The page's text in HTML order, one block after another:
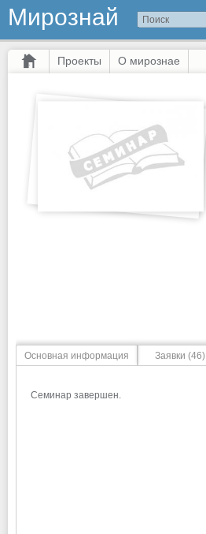
Мирознай
Проекты О мирознае
Основная информация Заявки (46)
Семинар завершен.